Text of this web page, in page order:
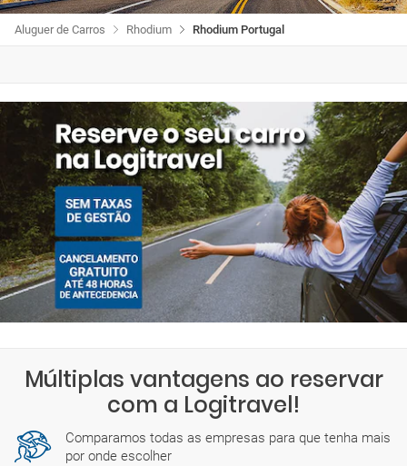
Rhodium Portugal
Rhodium
Aluguer de Carros
Múltiplas vantagens ao reservar
com a Logitravel!
Comparamos todas as empresas para que tenha mais
por onde escolher